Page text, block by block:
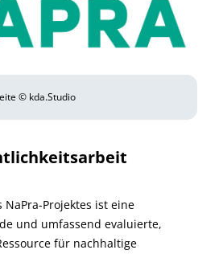
© kda.Studio
NaPra-Projektes ist eine
und umfassend evaluierte,
für nachhaltige